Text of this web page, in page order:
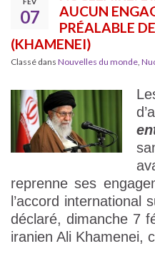
07
AUCUN
PRÉALABLE
(KHAMENEI)
Classé dans Nouvelles du monde,
reprenne ses
l’accord international
déclaré, dimanche 7
iranien Ali Khamenei,